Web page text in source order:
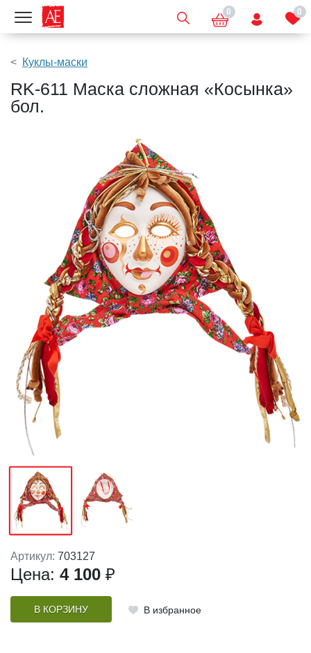
Показать меню 0 0
Куклы-маски
RK-611 Маска сложная «Косынка»
бол.
Артикул: 703127
Цена: 4 100 ₽
В КОРЗИНУ В избранное